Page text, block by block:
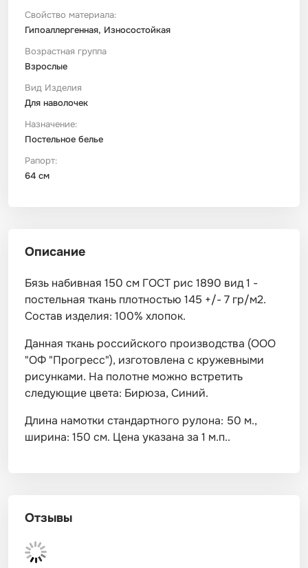
Свойство материала:
Гипоаллергенная, Износостойкая
Возрастная группа
Взрослые
Вид Изделия
Для наволочек
Назначение:
Постельное белье
Рапорт:
64 см
Описание
Бязь набивная 150 см ГОСТ рис 1890 вид 1 -
постельная ткань плотностью 145 +/- 7 гр/м2.
Состав изделия: 100% хлопок.
Данная ткань российского производства (ООО
"ОФ "Прогресс"), изготовлена с кружевными
рисунками. На полотне можно встретить
следующие цвета: Бирюза, Синий.
Длина намотки стандартного рулона: 50 м.,
ширина: 150 см. Цена указана за 1 м.п..
Отзывы